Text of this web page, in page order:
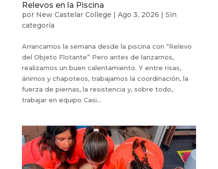
Relevos en la Piscina
por New Castelar College Ago 3, 2026
Sin
categoría
Arrancamos la semana desde la piscina con “Relevo
del Objeto Flotante” Pero antes de lanzarnos,
realizamos un buen calentamiento. Y entre risas,
ánimos y chapoteos, trabajamos la coordinación, la
fuerza de piernas, la resistencia y, sobre todo,
trabajar en equipo Casi...